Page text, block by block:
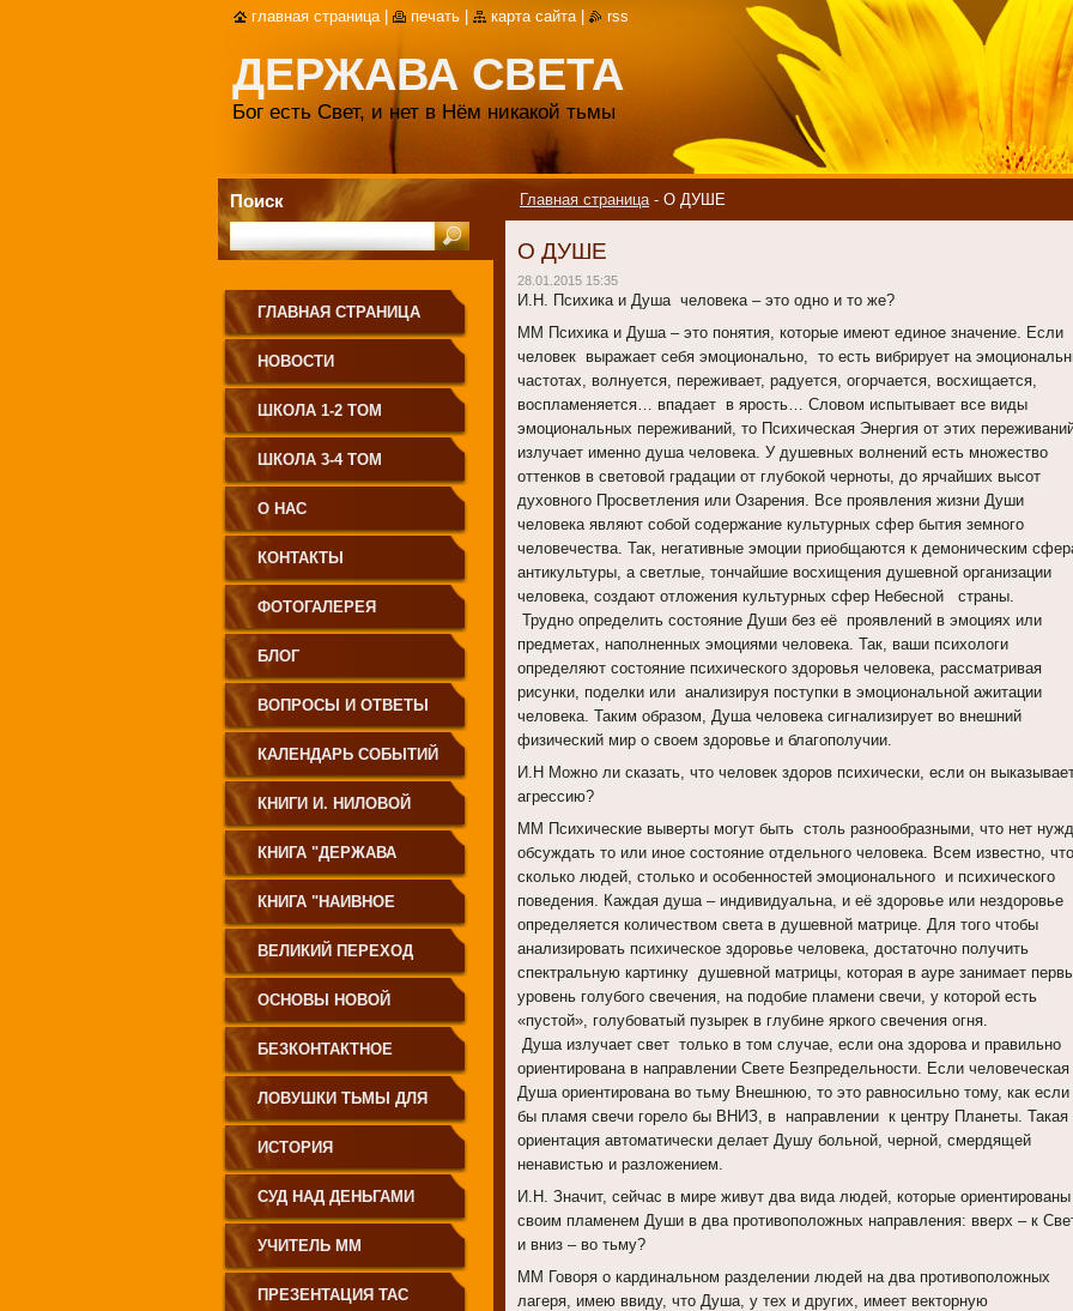
ДЕРЖАВА СВЕТА
Бог есть Свет, и нет в Нём никакой тьмы
Главная страница - О ДУШЕ
О ДУШЕ
28.01.2015 15:35
И.Н. Психика и Душа человека – это одно и то же?
ММ Психика и Душа – это понятия, которые имеют единое значение. Если
человек выражает себя эмоционально, то есть вибрирует на
частотах, волнуется, переживает, радуется, огорчается, восхищается,
воспламеняется… впадает в ярость… Словом испытывает все виды
эмоциональных переживаний, то Психическая Энергия от этих
излучает именно душа человека. У душевных волнений есть множество
оттенков в световой градации от глубокой черноты, до ярчайших высот
духовного Просветления или Озарения. Все проявления жизни Души
человека являют собой содержание культурных сфер бытия земного
человечества. Так, негативные эмоции приобщаются к демоническим
антикультуры, а светлые, тончайшие восхищения душевной организации
человека, создают отложения культурных сфер Небесной страны.
Трудно определить состояние Души без её проявлений в эмоциях или
предметах, наполненных эмоциями человека. Так, ваши психологи
определяют состояние психического здоровья человека, рассматривая
рисунки, поделки или анализируя поступки в эмоциональной ажитации
человека. Таким образом, Душа человека сигнализирует во внешний
физический мир о своем здоровье и благополучии.
И.Н Можно ли сказать, что человек здоров психически, если он
агрессию?
ММ Психические выверты могут быть столь разнообразными, что нет
обсуждать то или иное состояние отдельного человека. Всем известно,
сколько людей, столько и особенностей эмоционального и психического
поведения. Каждая душа – индивидуальна, и её здоровье или нездоровье
определяется количеством света в душевной матрице. Для того чтобы
анализировать психическое здоровье человека, достаточно получить
спектральную картинку душевной матрицы, которая в ауре занимает
уровень голубого свечения, на подобие пламени свечи, у которой есть
«пустой», голубоватый пузырек в глубине яркого свечения огня.
Душа излучает свет только в том случае, если она здорова и правильно
ориентирована в направлении Свете Безпредельности. Если человеческая
Душа ориентирована во тьму Внешнюю, то это равносильно тому, как если
бы пламя свечи горело бы ВНИЗ, в направлении к центру Планеты. Такая
ориентация автоматически делает Душу больной, черной, смердящей
ненавистью и разложением.
И.Н. Значит, сейчас в мире живут два вида людей, которые ориентированы
своим пламенем Души в два противоположных направления: вверх – к
и вниз – во тьму?
ММ Говоря о кардинальном разделении людей на два противоположных
лагеря, имею ввиду, что Душа, у тех и других, имеет векторную
ГЛАВНАЯ СТРАНИЦА
НОВОСТИ
ШКОЛА 1-2 ТОМ
ШКОЛА 3-4 ТОМ
О НАС
КОНТАКТЫ
ФОТОГАЛЕРЕЯ
БЛОГ
ВОПРОСЫ И ОТВЕТЫ
КАЛЕНДАРЬ СОБЫТИЙ
КНИГИ И. НИЛОВОЙ
КНИГА "ДЕРЖАВА
СВЕТА
КНИГА "НАИВНОЕ
СВЕТОПРЕСТАВЛЕНИЕ"
ВЕЛИКИЙ ПЕРЕХОД
ОСНОВЫ НОВОЙ
ЦИВИЛИЗАЦИИ
БЕЗКОНТАКТНОЕ
ЗЕМЛЕДЕЛИЕ
ЛОВУШКИ ТЬМЫ ДЛЯ
МОЛОДЁЖИ
ИСТОРИЯ
ПРОИСХОЖДЕНИЯ
РУССКОГО НАРОДА
СУД НАД ДЕНЬГАМИ
УЧИТЕЛЬ ММ
ПРЕЗЕНТАЦИЯ ТАС
Поиск
главная страница печать карта сайта rss